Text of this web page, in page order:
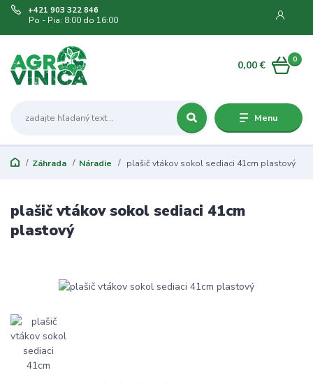
Menu
+421 903 322 846
Po - Pia: 8:00 do 16:00
0
0,00 €
Záhrada Náradie plašič vtákov sokol sediaci 41cm plastový
plašič vtákov sokol sediaci 41cm
plastový